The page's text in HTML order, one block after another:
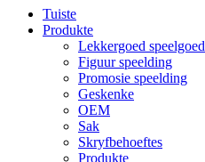
Tuiste
Produkte
Lekkergoed speelgoed
Figuur speelding
Promosie speelding
Geskenke
OEM
Sak
Skryfbehoeftes
Produkte